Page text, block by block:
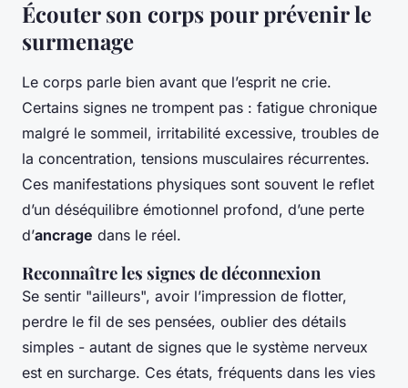
Écouter son corps pour prévenir le
surmenage
Le corps parle bien avant que l’esprit ne crie.
Certains signes ne trompent pas : fatigue chronique
malgré le sommeil, irritabilité excessive, troubles de
la concentration, tensions musculaires récurrentes.
Ces manifestations physiques sont souvent le reflet
d’un déséquilibre émotionnel profond, d’une perte
d’ancrage dans le réel.
Reconnaître les signes de déconnexion
Se sentir "ailleurs", avoir l’impression de flotter,
perdre le fil de ses pensées, oublier des détails
simples - autant de signes que le système nerveux
est en surcharge. Ces états, fréquents dans les vies